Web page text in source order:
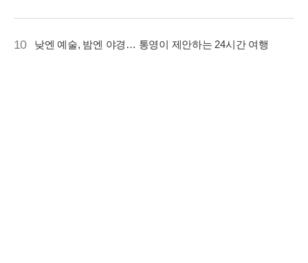
10 낮엔 예술, 밤엔 야경… 통영이 제안하는 24시간 여행